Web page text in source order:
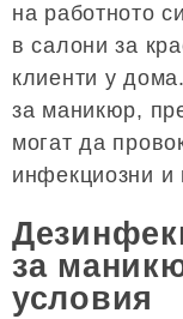
на работното
в салони за
клиенти у
за маникюр,
могат да
инфекциозни и
за
условия